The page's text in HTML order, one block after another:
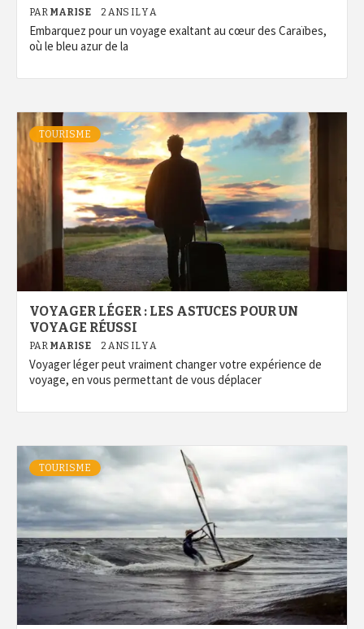
PAR MARISE 2 ANS IL Y A
Embarquez pour un voyage exaltant au cœur des Caraïbes,
où le bleu azur de la
TOURISME
VOYAGER LÉGER : LES ASTUCES POUR UN
VOYAGE RÉUSSI
PAR MARISE 2 ANS IL Y A
Voyager léger peut vraiment changer votre expérience de
voyage, en vous permettant de vous déplacer
TOURISME